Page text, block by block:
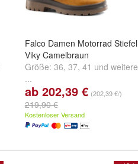
Falco Damen Motorrad Stiefel
Viky Camelbraun
Größe: 36, 37, 41 und weitere
...
ab 202,39 € (202,39 €/)
219,90 €
Kostenloser Versand